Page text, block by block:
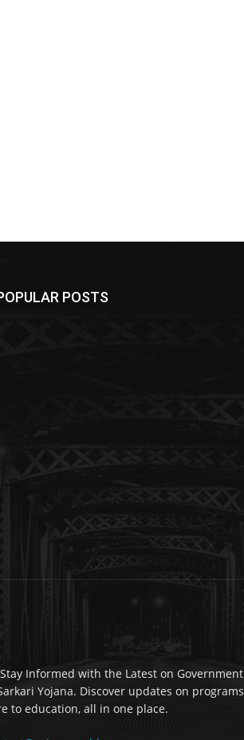
POSTS
Informed with the Latest on Government
Yojana. Discover updates on programs
to education, all in one place.